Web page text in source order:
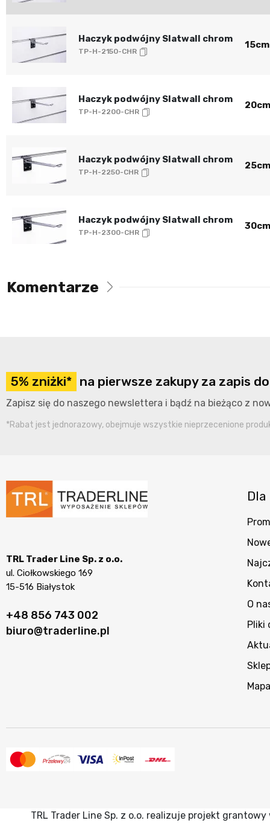
Haczyk podwójny Slatwall chrom
TP-H-2150-CHR
15cm
Haczyk podwójny Slatwall chrom
TP-H-2200-CHR
20cm
Haczyk podwójny Slatwall chrom
TP-H-2250-CHR
25cm
Haczyk podwójny Slatwall chrom
TP-H-2300-CHR
30cm
Komentarze
5% zniżki* na pierwsze zakupy za zapis
Zapisz się do naszego newslettera i bądź na bieżąco z
*Rabat jest jednorazowy, obejmuje wszystkie nieprzecenione
TRL Trader Line Sp. z o.o.
ul. Ciołkowskiego 169
15-516 Białystok
+48 856 743 002
biuro@traderline.pl
O
Pliki
TRL Trader Line Sp. z o.o. realizuje projekt